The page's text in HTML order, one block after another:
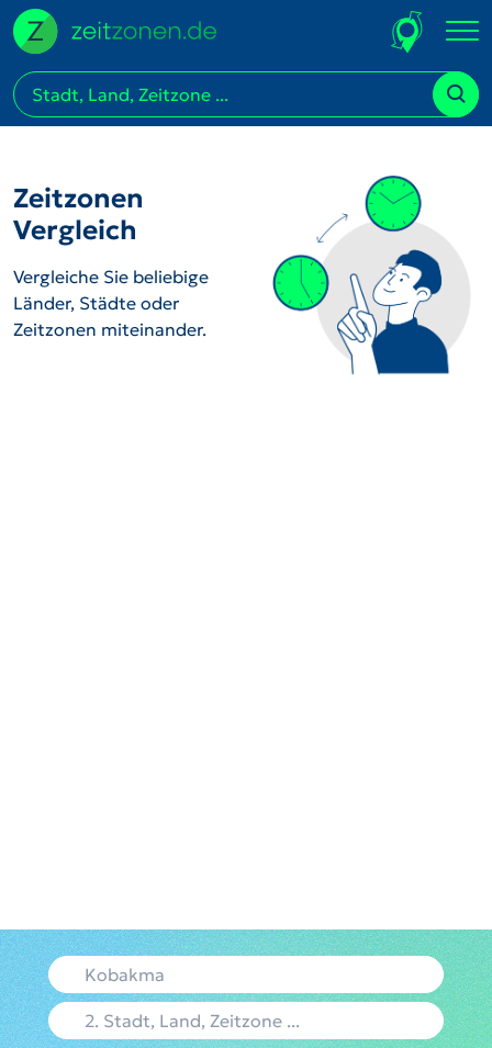
Zeitzonen
Vergleich
Vergleiche Sie beliebige
Länder, Städte oder
Zeitzonen miteinander.